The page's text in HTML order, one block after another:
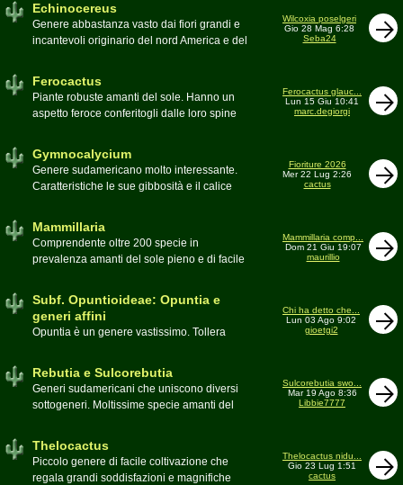
denominati cactus barile per il loro notevole
pessimo
Echinocereus
Genere abbastanza vasto dai fiori grandi e
incantevoli originario del nord America e del
Wilcoxia poselgeri
Gio 28 Mag 6:28
Seba24
Ferocactus
Piante robuste amanti del sole. Hanno un
aspetto feroce conferitogli dalle loro spine
Ferocactus glauc...
Lun 15 Giu 10:41
marc.degiorgi
Gymnocalycium
Genere sudamericano molto interessante.
Caratteristiche le sue gibbosità e il calice
Fioriture 2026
Mer 22 Lug 2:26
cactus
Mammillaria
Comprendente oltre 200 specie in
prevalenza amanti del sole pieno e di facile
Mammillaria comp...
Dom 21 Giu 19:07
maurillio
Subf. Opuntioideae: Opuntia e
generi affini
Opuntia è un genere vastissimo. Tollera
Canada. Caratteristiche le temute spine
carnosi spesso commestibili
Chi ha detto che...
Lun 03 Ago 9:02
gioetgi2
Rebutia e Sulcorebutia
Generi sudamericani che uniscono diversi
sottogeneri. Moltissime specie amanti del
Sulcorebutia swo...
Mar 19 Ago 8:36
Libbie7777
Thelocactus
Piccolo genere di facile coltivazione che
regala grandi soddisfazioni e magnifiche
Thelocactus nidu...
Gio 23 Lug 1:51
cactus